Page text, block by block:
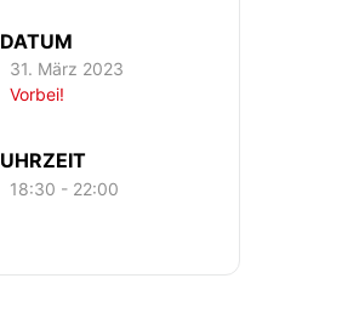
DATUM
31. März 2023
Vorbei!
UHRZEIT
18:30 - 22:00